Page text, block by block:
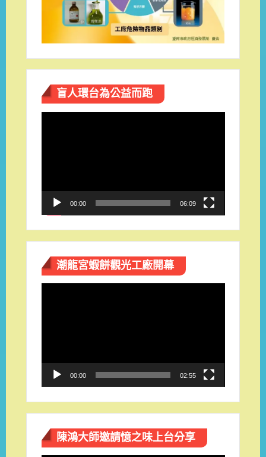
盲人環台​為公益而跑
00:00 06:09
潮龍宮蝦餅觀光工廠開幕
00:00 02:55
陳鴻大師邀請憶之味上台分享